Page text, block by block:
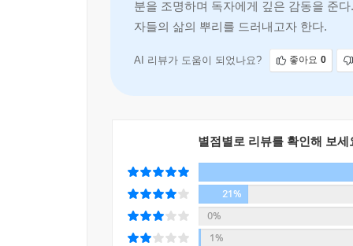
여기 이 땅이 바로 우리의 현장이요 현실이다
우리는 우리의 힘을 믿을 수밖에 없다
전면에 내세워 그들의 근현대 백여년에 걸친
일제강점기와 분단의 역사, 현재의 노동운동까지
1970년 단편소설 「탑」으로 조선일보 신춘문예
한국문학의 발전을 위해 반세기 동안 현역으로
분을 조명하며 독자에게 깊은 감동을 준
자들의 삶의 뿌리를 드러내고자 한다.
AI 리뷰가 도움이 되었나요? 좋아요 0
별점별로 리뷰를 확인해 보세
21%
0%
1%